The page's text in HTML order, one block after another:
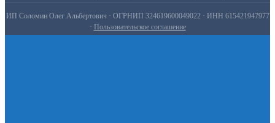
ИП Соломин Олег Альбертович · ОГРНИП 324619600049022 · ИНН 615421947977
· Пользовательское соглашение